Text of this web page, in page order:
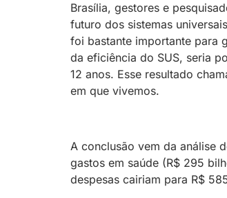
Brasília, gestores e
futuro dos sistemas
foi bastante importante para
da eficiência do SUS, seria
12 anos. Esse resultado
em que vivemos.
A conclusão vem da análise
gastos em saúde (R$ 295
despesas cairiam para R$